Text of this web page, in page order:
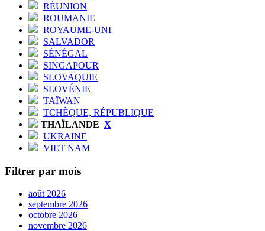
RÉUNION
ROUMANIE
ROYAUME-UNI
SALVADOR
SÉNÉGAL
SINGAPOUR
SLOVAQUIE
SLOVÉNIE
TAÏWAN
TCHÈQUE, RÉPUBLIQUE
THAÏLANDE X
UKRAINE
VIET NAM
Filtrer par mois
août 2026
septembre 2026
octobre 2026
novembre 2026